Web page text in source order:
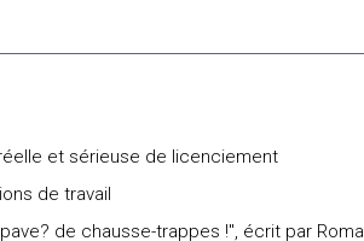
et sérieuse de licenciement
de travail
de chausse-trappes !", écrit par